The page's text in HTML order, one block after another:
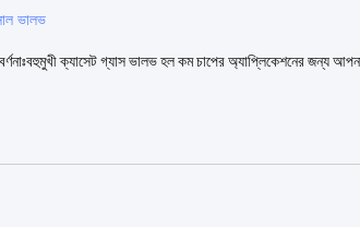
ভালভ
ক্যাসেট গ্যাস ভালভ হল কম চাপের অ্যাপ্লিকেশনের জন্য